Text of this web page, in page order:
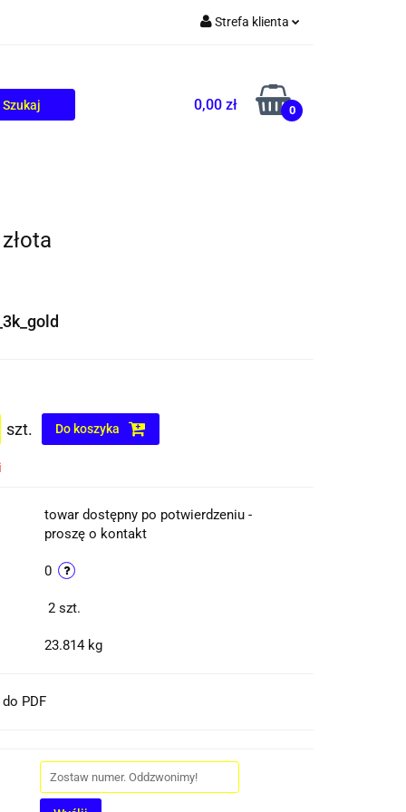
Strefa klienta
Zarejestruj się
Dodaj zgłoszenie
0,00 zł 0
szt. Do koszyka
towar dostępny po potwierdzeniu -
proszę o kontakt
0
2 szt.
23.814 kg
PDF